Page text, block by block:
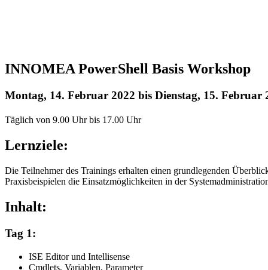
INNOMEA PowerShell Basis Workshop
Montag, 14. Februar 2022 bis Dienstag, 15. Februar
Täglich von 9.00 Uhr bis 17.00 Uhr
Lernziele:
Die Teilnehmer des Trainings erhalten einen grundlegenden
Praxisbeispielen die Einsatzmöglichkeiten in der
Inhalt:
Tag 1:
ISE Editor und Intellisense
Cmdlets, Variablen, Parameter